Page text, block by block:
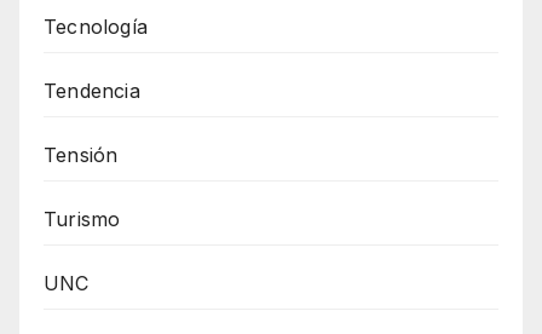
Tecnología
Tendencia
Tensión
Turismo
UNC